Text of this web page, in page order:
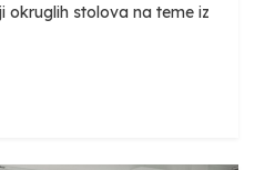
okruglih stolova na teme iz